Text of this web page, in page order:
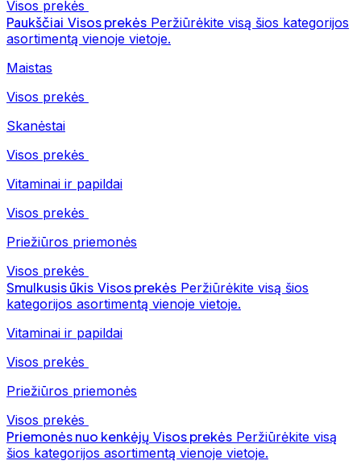
Visos prekės
Paukščiai Visos prekės Peržiūrėkite visą šios kategorijos
asortimentą vienoje vietoje.
Maistas
Visos prekės
Skanėstai
Visos prekės
Vitaminai ir papildai
Visos prekės
Priežiūros priemonės
Visos prekės
Smulkusis ūkis Visos prekės Peržiūrėkite visą šios
kategorijos asortimentą vienoje vietoje.
Vitaminai ir papildai
Visos prekės
Priežiūros priemonės
Visos prekės
Priemonės nuo kenkėjų Visos prekės Peržiūrėkite visą
šios kategorijos asortimentą vienoje vietoje.